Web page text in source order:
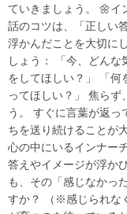
ていきましょう。 🌼イ
話のコツは、「正しい
浮かんだことを大切に
しょう： 「今、どんな
をしてほしい？」 「何
ってほしい？」 焦らず
う。 すぐに言葉が返
ちを送り続けることが
心の中にいるインナー
答えやイメージが浮か
も、その「感じなかっ
すか？ （※感じられな